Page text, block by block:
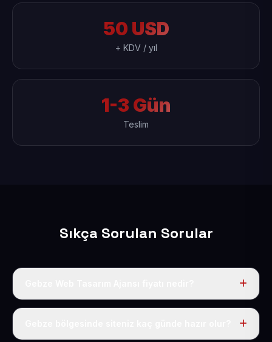
50 USD
+ KDV / yıl
1-3 Gün
Teslim
Sıkça Sorulan Sorular
Tek fiyat uygulanır: yıllık 50 USD + KDV. Bu bedele alan